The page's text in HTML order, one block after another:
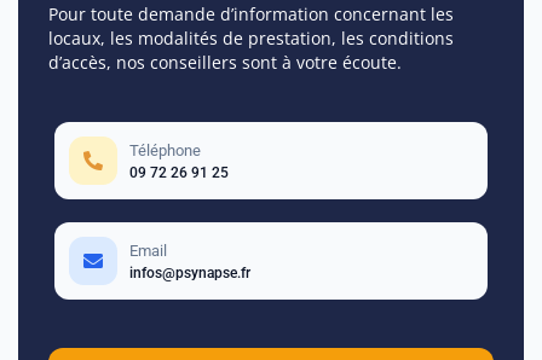
Pour toute demande d’information concernant les
locaux, les modalités de prestation, les conditions
d’accès, nos conseillers sont à votre écoute.
Téléphone
09 72 26 91 25
Email
infos@psynapse.fr